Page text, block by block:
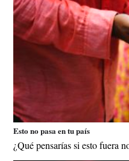
Esto no pasa en tu país
¿Qué pensarías si esto fuera